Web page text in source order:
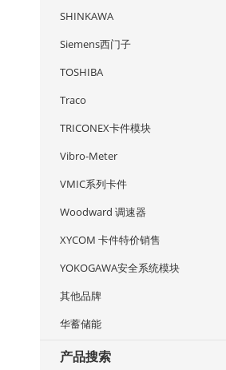
SHINKAWA
Siemens西门子
TOSHIBA
Traco
TRICONEX卡件模块
Vibro-Meter
VMIC系列卡件
Woodward 调速器
XYCOM 卡件特价销售
YOKOGAWA安全系统模块
其他品牌
华蓄储能
产品搜索